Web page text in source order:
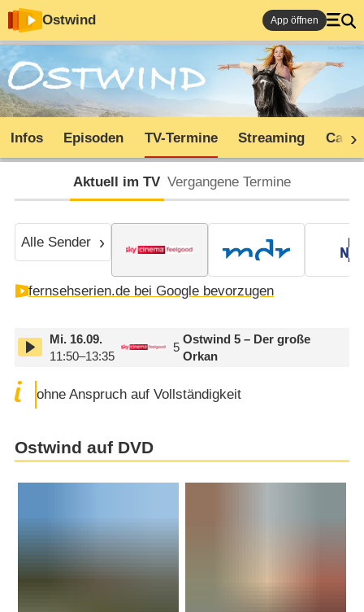
Ostwind App öffnen
Infos Episoden TV-Termine Streaming Cast
Aktuell im TV Vergangene Termine
Alle Sender
fernsehserien.de bei Google bevorzugen
Mi.16.09.
11:50–13:35
5
Ostwind 5 – Der große
Orkan
ohne Anspruch auf Vollständigkeit
Ostwind auf DVD